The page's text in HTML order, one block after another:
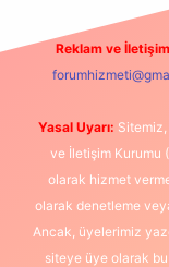
Reklam ve
Yasal Uyarı:
ve İletişim Kurumu
olarak hizmet
olarak denetleme
Ancak, üyelerimiz
siteye üye olarak